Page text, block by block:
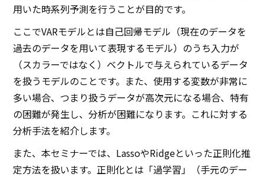
用いた時系列予測を行うことが目的です。
ここでVARモデルとは自己回帰モデル（現在のデータを
過去のデータを用いて表現するモデル）のうち入力が
（スカラーではなく）ベクトルで与えられているデータ
を扱うモデルのことです。また、使用する変数が非常に
多い場合、つまり扱うデータが高次元になる場合、特有
の困難が発生し、分析が困難になります。これに対する
分析手法を紹介します。
また、本セミナーでは、LassoやRidgeといった正則化推
定方法を扱います。正則化とは「過学習」（手元のデー